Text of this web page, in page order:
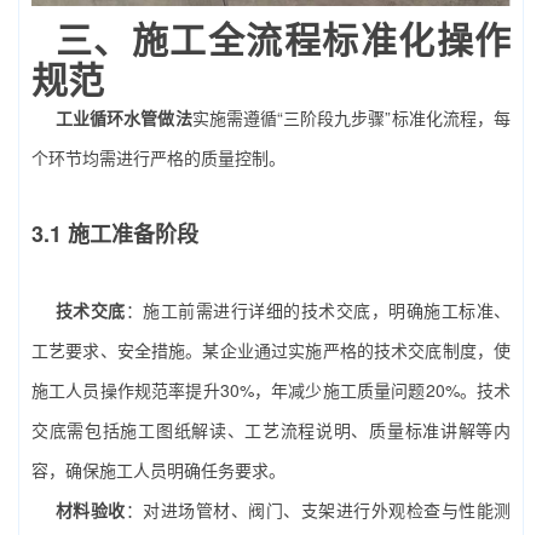
三、施工全流程标准化操作
规范
工业循环水管做法实施需遵循“三阶段九步骤”标准化流程，每
个环节均需进行严格的质量控制。
3.1 施工准备阶段
技术交底：施工前需进行详细的技术交底，明确施工标准、
工艺要求、安全措施。某企业通过实施严格的技术交底制度，使
施工人员操作规范率提升30%，年减少施工质量问题20%。技术
交底需包括施工图纸解读、工艺流程说明、质量标准讲解等内
容，确保施工人员明确任务要求。
材料验收：对进场管材、阀门、支架进行外观检查与性能测